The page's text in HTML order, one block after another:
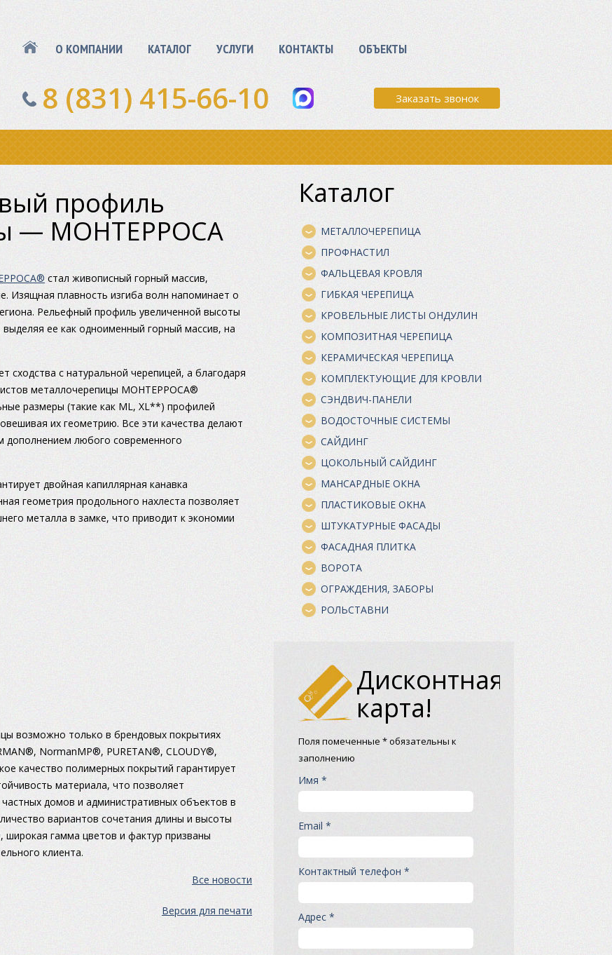
О КОМПАНИИ КАТАЛОГ УСЛУГИ КОНТАКТЫ ОБЪЕКТЫ
Заказать звонок
8 (831) 415-66-10
профиль
— МОНТЕРРОСА
стал живописный горный массив,
Изящная плавность изгиба волн напоминает о
Рельефный профиль увеличенной высоты
ее как одноименный горный массив, на
сходства с натуральной черепицей, а благодаря
металлочерепицы МОНТЕРРОСА®
размеры (такие как МL, XL**) профилей
их геометрию. Все эти качества делают
любого современного
двойная капиллярная канавка
геометрия продольного нахлеста позволяет
металла в замке, что приводит к экономии
возможно только в брендовых покрытиях
NormanMP®, PURETAN®, CLOUDY®,
качество полимерных покрытий гарантирует
материала, что позволяет
домов и административных объектов в
вариантов сочетания длины и высоты
широкая гамма цветов и фактур призваны
клиента.
Все новости
Версия для печати
Каталог
МЕТАЛЛОЧЕРЕПИЦА
ПРОФНАСТИЛ
ФАЛЬЦЕВАЯ КРОВЛЯ
ГИБКАЯ ЧЕРЕПИЦА
КРОВЕЛЬНЫЕ ЛИСТЫ ОНДУЛИН
КОМПОЗИТНАЯ ЧЕРЕПИЦА
КЕРАМИЧЕСКАЯ ЧЕРЕПИЦА
КОМПЛЕКТУЮЩИЕ ДЛЯ КРОВЛИ
СЭНДВИЧ-ПАНЕЛИ
ВОДОСТОЧНЫЕ СИСТЕМЫ
САЙДИНГ
ЦОКОЛЬНЫЙ САЙДИНГ
МАНСАРДНЫЕ ОКНА
ПЛАСТИКОВЫЕ ОКНА
ШТУКАТУРНЫЕ ФАСАДЫ
ФАСАДНАЯ ПЛИТКА
ВОРОТА
ОГРАЖДЕНИЯ, ЗАБОРЫ
РОЛЬСТАВНИ
Дисконтная
карта!
Поля помеченные * обязательны к
заполнению
Имя *
Email *
Контактный телефон *
Адрес *